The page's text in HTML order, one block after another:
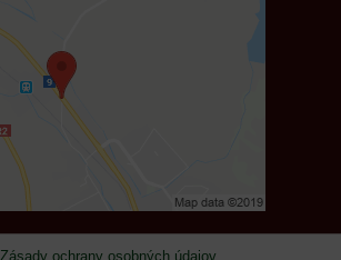
Zásady ochrany osobných údajov